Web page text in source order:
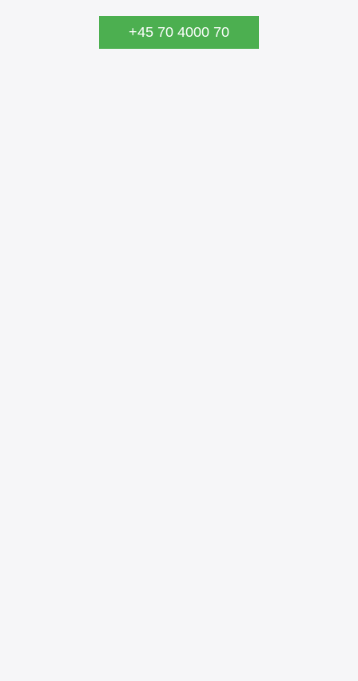
+45 70 4000 70